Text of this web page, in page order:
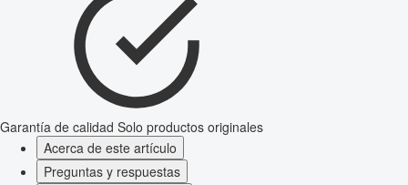
Garantía de calidad Solo productos originales
Acerca de este artículo
Preguntas y respuestas